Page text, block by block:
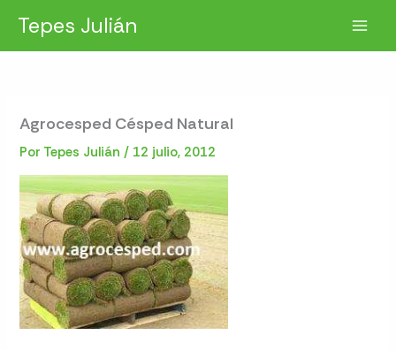
contenido
Tepes Julián
Agrocesped Césped Natural
Por Tepes Julián/ 12 julio, 2012